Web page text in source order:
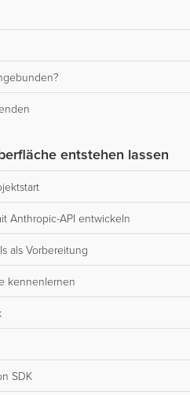
entstehen lassen
Anthropic-API entwickeln
als Vorbereitung
kennenlernen
SDK